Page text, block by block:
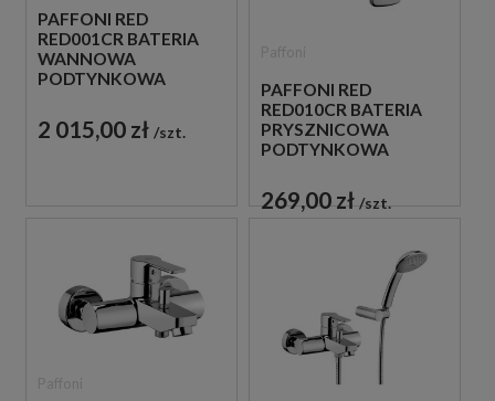
PAFFONI RED
RED001CR BATERIA
WANNOWA
PODTYNKOWA
CHROM
2 015,00 zł szt.
PAFFONI RED
RED010CR BATERIA
PRYSZNICOWA
PODTYNKOWA
CHROM
269,00 zł szt.